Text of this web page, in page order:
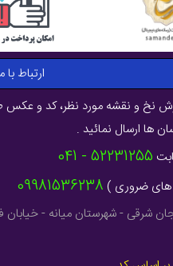
ارتباط با
نخ و نقشه مورد نظر، کد و عکس
ها ارسال نمائید .
52231255 - 041
ضروری ) 09981536238